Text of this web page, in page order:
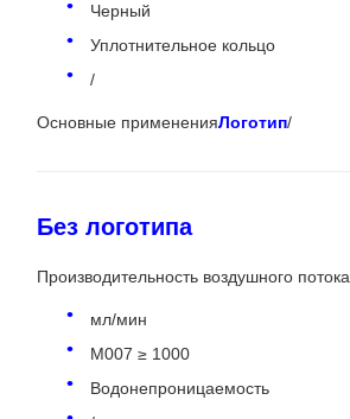
Черный
Уплотнительное кольцо
/
Основные примененияЛоготип/
Без логотипа
Производительность воздушного потока
мл/мин
M007 ≥ 1000
Водонепроницаемость